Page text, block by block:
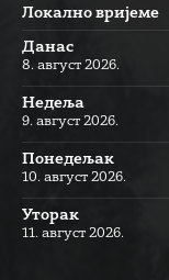
Локално вријеме
Данас
8. август 2026.
Недеља
9. август 2026.
Понедељак
10. август 2026.
Уторак
11. август 2026.